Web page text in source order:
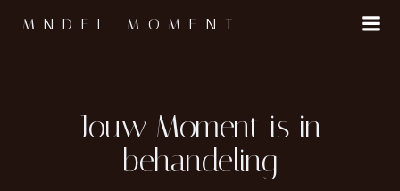
MNDFL MOMENT
Jouw Moment is in
behandeling